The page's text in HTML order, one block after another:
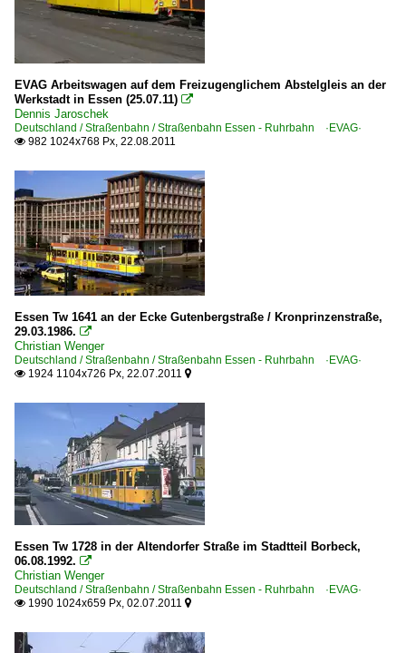
EVAG Arbeitswagen auf dem Freizugenglichem Abstelgleis an der
Werkstadt in Essen (25.07.11) 
Dennis Jaroschek
Deutschland / Straßenbahn / Straßenbahn Essen - Ruhrbahn ·EVAG·
 982 1024x768 Px, 22.08.2011
Essen Tw 1641 an der Ecke Gutenbergstraße / Kronprinzenstraße,
29.03.1986. 
Christian Wenger
Deutschland / Straßenbahn / Straßenbahn Essen - Ruhrbahn ·EVAG·
 1924 1104x726 Px, 22.07.2011 
Essen Tw 1728 in der Altendorfer Straße im Stadtteil Borbeck,
06.08.1992. 
Christian Wenger
Deutschland / Straßenbahn / Straßenbahn Essen - Ruhrbahn ·EVAG·
 1990 1024x659 Px, 02.07.2011 